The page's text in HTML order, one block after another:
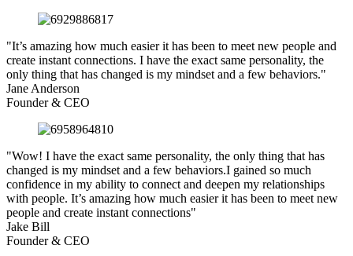
"It’s amazing how much easier it has been to meet new people and
create instant connections. I have the exact same personality, the
only thing that has changed is my mindset and a few behaviors."
Jane Anderson
Founder & CEO
"Wow! I have the exact same personality, the only thing that has
changed is my mindset and a few behaviors.I gained so much
confidence in my ability to connect and deepen my relationships
with people. It’s amazing how much easier it has been to meet new
people and create instant connections"
Jake Bill
Founder & CEO